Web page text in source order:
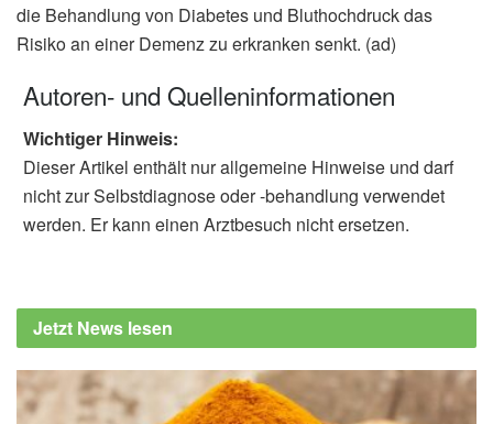
die Behandlung von Diabetes und Bluthochdruck das
Risiko an einer Demenz zu erkranken senkt. (ad)
Autoren- und Quelleninformationen
Wichtiger Hinweis:
Dieser Artikel enthält nur allgemeine Hinweise und darf
nicht zur Selbstdiagnose oder -behandlung verwendet
werden. Er kann einen Arztbesuch nicht ersetzen.
Jetzt News lesen